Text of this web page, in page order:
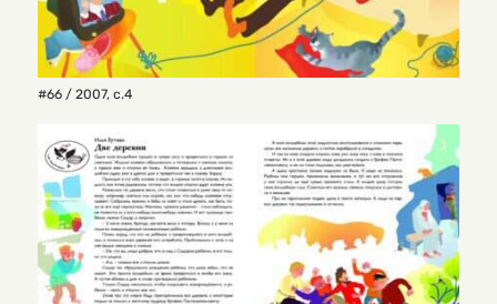
#66 / 2007, с.4